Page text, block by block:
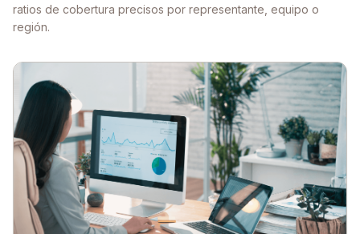
ratios de cobertura precisos por representante, equipo o
región.